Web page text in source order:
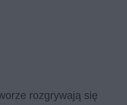
rozgrywają się